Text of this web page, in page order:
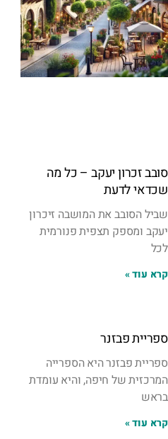
סובב זכרון יעקב – כל מה
שכדאי לדעת
שביל הסובב את המושבה זיכרון
יעקב ומספק תצפית פנורמית
לכל
קרא עוד »
ספריית פבזנר
ספריית פבזנר היא הספרייה
המרכזית של חיפה, והיא עומדת
בראש
קרא עוד »